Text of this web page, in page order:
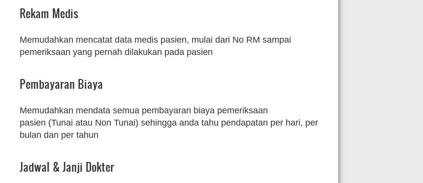
Rekam Medis
Memudahkan mencatat data medis pasien, mulai dari No RM sampai
pemeriksaan yang pernah dilakukan pada pasien
Pembayaran Biaya
Memudahkan mendata semua pembayaran biaya pemeriksaan
pasien (Tunai atau Non Tunai) sehingga anda tahu pendapatan per hari, per
bulan dan per tahun
Jadwal & Janji Dokter